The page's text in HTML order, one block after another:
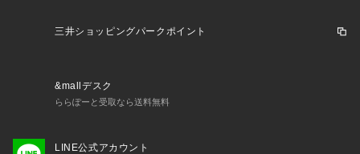
三井ショッピングパークポイント
&mallデスク
ららぽーと受取なら送料無料
LINE公式アカウント